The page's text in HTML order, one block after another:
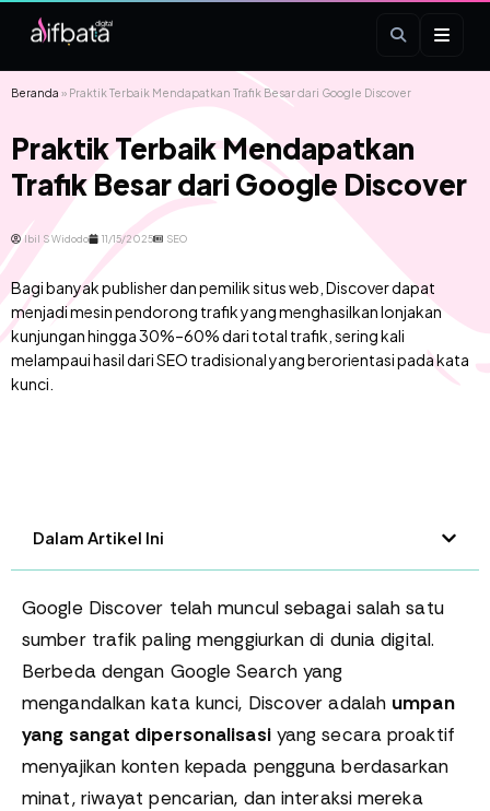
Beranda » Praktik Terbaik Mendapatkan Trafik Besar dari Google Discover
Praktik Terbaik Mendapatkan
Trafik Besar dari Google Discover
Ibil S Widodo 11/15/2025 SEO
Bagi banyak publisher dan pemilik situs web, Discover dapat
menjadi mesin pendorong trafik yang menghasilkan lonjakan
kunjungan hingga 30%–60% dari total trafik, sering kali
melampaui hasil dari SEO tradisional yang berorientasi pada kata
kunci.
Dalam Artikel Ini
Google Discover telah muncul sebagai salah satu
sumber trafik paling menggiurkan di dunia digital.
Berbeda dengan Google Search yang
mengandalkan kata kunci, Discover adalah umpan
yang sangat dipersonalisasiyang secara proaktif
menyajikan konten kepada pengguna berdasarkan
minat, riwayat pencarian, dan interaksi mereka